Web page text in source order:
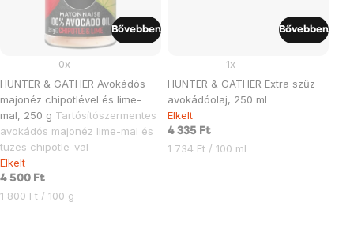
HUNTER & GATHER Avokádós
majonéz chipotlével és lime-
mal, 250 g Tartósítószermentes
avokádós majonéz lime-mal és
tüzes chipotle-val
0x
Elkelt
4 500 Ft
Egységár:
1 800 Ft / 100 g
Bővebben
HUNTER & GATHER Extra szűz
avokádóolaj, 250 ml
1x
Elkelt
4 335 Ft
Egységár:
1 734 Ft / 100 ml
Bővebben